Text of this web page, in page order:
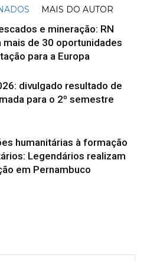
MAIS DO AUTOR
e mineração: RN
mais de 30 oportunidades
para a Europa
divulgado resultado de
para o 2º semestre
humanitárias à formação
Legendários realizam
em Pernambuco